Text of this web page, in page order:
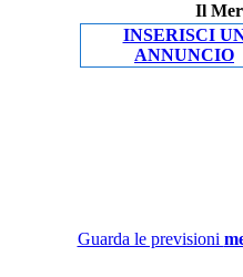
Il
INSERISCI
ANNUNCIO
Guarda le previsioni